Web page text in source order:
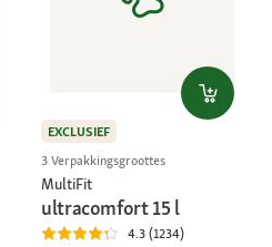
EXCLUSIEF
3 Verpakkingsgroottes
MultiFit
ultracomfort 15 l
4.3 (1234)